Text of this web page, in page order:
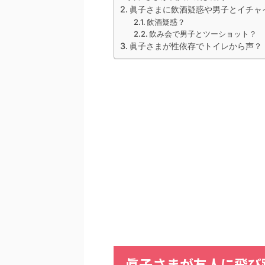
眞子さまに飲酒疑惑や男子とイチャ
飲酒疑惑？
飲み会で男子とツーショット？
眞子さまが性依存でトイレから声？